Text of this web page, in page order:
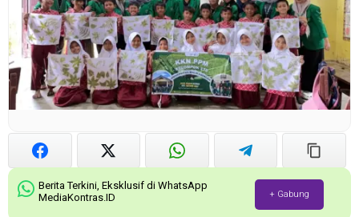
Berita Terkini, Eksklusif di WhatsApp
MediaKontras.ID
+ Gabung